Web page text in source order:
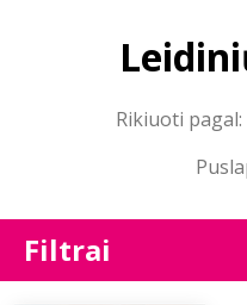
Rikiuoti pagal:
Filtrai